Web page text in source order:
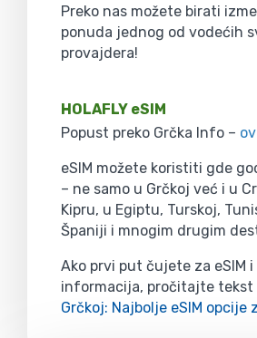
Preko nas možete birati
ponuda jednog od vodećih
provajdera!
HOLAFLY eSIM
Popust preko Grčka Info –
eSIM možete koristiti gde
– ne samo u Grčkoj već i u
Kipru, u Egiptu, Turskoj,
Španiji i mnogim drugim
Ako prvi put čujete za eSIM
informacija, pročitajte tekst
Grčkoj: Najbolje eSIM opcije